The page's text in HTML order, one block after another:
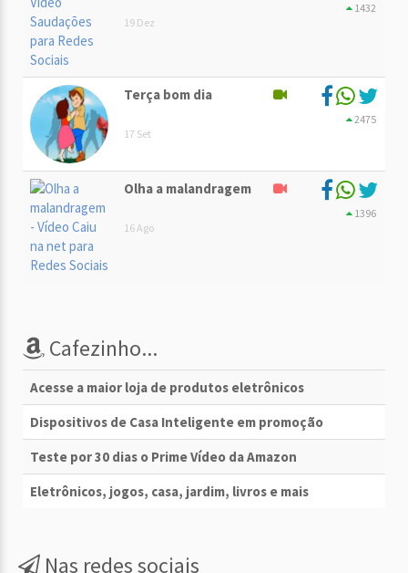
19 Dez
1432
Terça bom dia
17 Set
2475
Olha a malandragem
16 Ago
1396
Cafezinho...
Acesse a maior loja de produtos eletrônicos
Dispositivos de Casa Inteligente em promoção
Teste por 30 dias o Prime Vídeo da Amazon
Eletrônicos, jogos, casa, jardim, livros e mais
Nas redes sociais